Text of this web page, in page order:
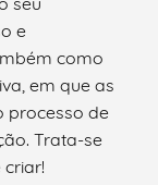
e
como
em que as
processo de
Trata-se